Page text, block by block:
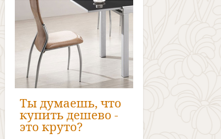
Ты думаешь, что
купить дешево -
это круто?